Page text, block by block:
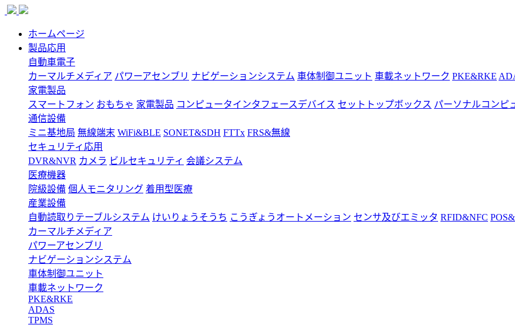
ホームページ
製品応用
自動車電子
カーマルチメディア パワーアセンブリ ナビゲーションシステム 車体制御ユニット 車載ネットワーク PKE&RKE
家電製品
スマートフォン おもちゃ 家電製品 コンピュータインタフェースデバイス セットトップボックス パーソナルコンピ
通信設備
ミニ基地局 無線端末 WiFi&BLE SONET&SDH FTTx FRS&無線
セキュリティ応用
DVR&NVR カメラ ビルセキュリティ 会議システム
医療機器
院級設備 個人モニタリング 着用型医療
産業設備
自動読取りテーブルシステム けいりょうそうち こうぎょうオートメーション センサ及びエミッタ RFID&NFC
カーマルチメディア
パワーアセンブリ
ナビゲーションシステム
車体制御ユニット
車載ネットワーク
PKE&RKE
ADAS
TPMS